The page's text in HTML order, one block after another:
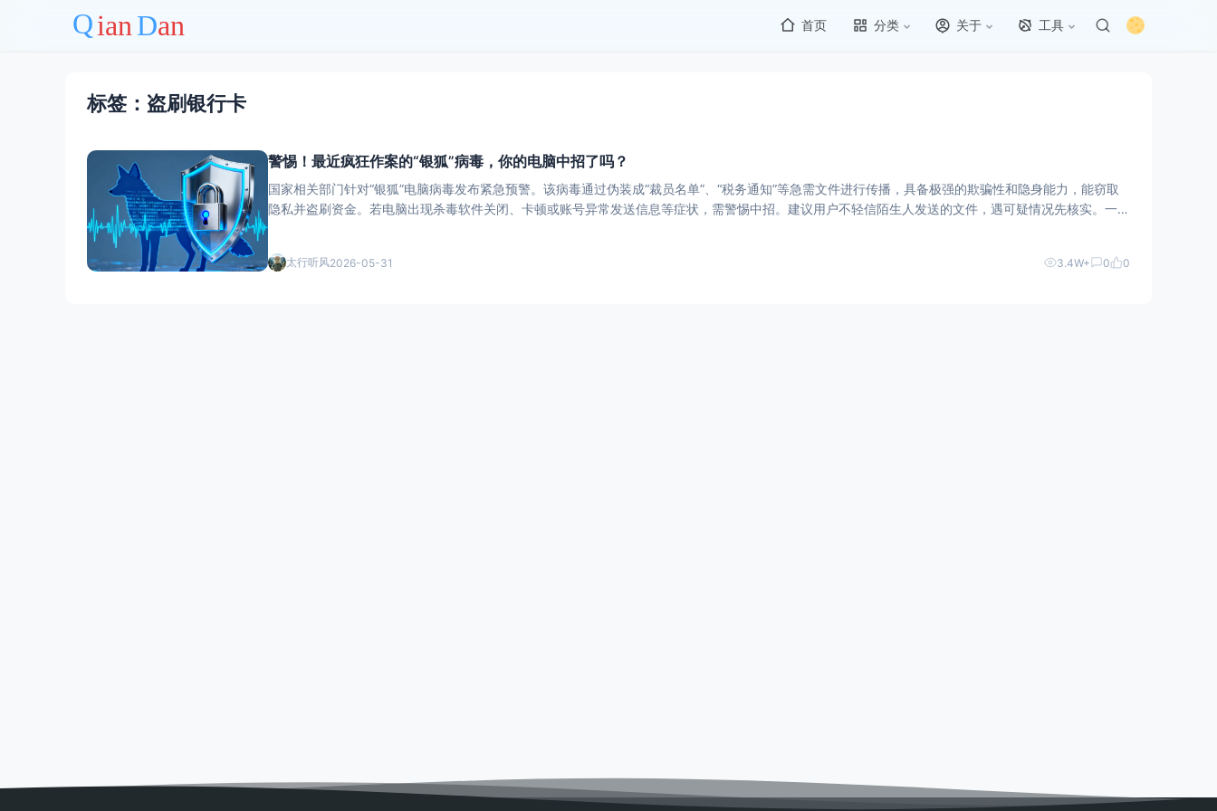
首页 分类 关于 工具
标签：盗刷银行卡
警惕！最近疯狂作案的“银狐”病毒，你的电脑中招了吗？
国家相关部门针对“银狐”电脑病毒发布紧急预警。该病毒通过伪装成“裁员名单”、“税务通知”等急需文件进行传播，具备极强的欺骗性和隐身能力，能窃取
隐私并盗刷资金。若电脑出现杀毒软件关闭、卡顿或账号异常发送信息等症状，需警惕中招。建议用户不轻信陌生人发送的文件，遇可疑情况先核实。一旦
太行听风2026-05-31 3.4W+ 0 0